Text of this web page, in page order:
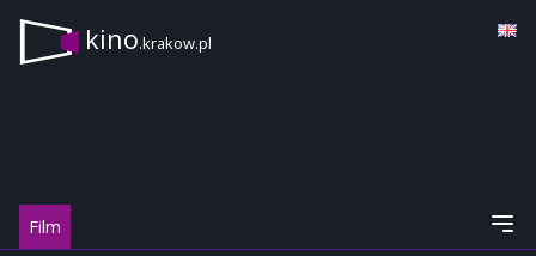
kino.krakow.pl
Film